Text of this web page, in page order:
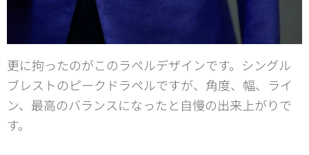
更に拘ったのがこのラペルデザインです。シングル
ブレストのピークドラペルですが、角度、幅、ライ
ン、最高のバランスになったと自慢の出来上がりで
す。